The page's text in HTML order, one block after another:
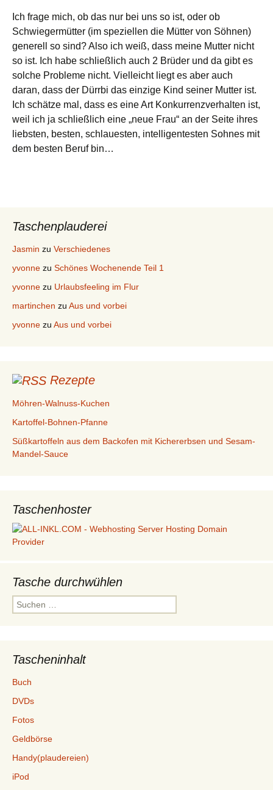
Ich frage mich, ob das nur bei uns so ist, oder ob
Schwiegermütter (im speziellen die Mütter von Söhnen)
generell so sind? Also ich weiß, dass meine Mutter nicht
so ist. Ich habe schließlich auch 2 Brüder und da gibt es
solche Probleme nicht. Vielleicht liegt es aber auch
daran, dass der Dürrbi das einzige Kind seiner Mutter ist.
Ich schätze mal, dass es eine Art Konkurrenzverhalten ist,
weil ich ja schließlich eine „neue Frau“ an der Seite ihres
liebsten, besten, schlauesten, intelligentesten Sohnes mit
dem besten Beruf bin…
Taschenplauderei
Jasmin zu Verschiedenes
yvonne zu Schönes Wochenende Teil 1
yvonne zu Urlaubsfeeling im Flur
martinchen zu Aus und vorbei
yvonne zu Aus und vorbei
Rezepte
Möhren-Walnuss-Kuchen
Kartoffel-Bohnen-Pfanne
Süßkartoffeln aus dem Backofen mit Kichererbsen und Sesam-
Mandel-Sauce
Taschenhoster
Tasche durchwühlen
Suchen
nach:
Tascheninhalt
Buch
DVDs
Fotos
Geldbörse
Handy(plaudereien)
iPod